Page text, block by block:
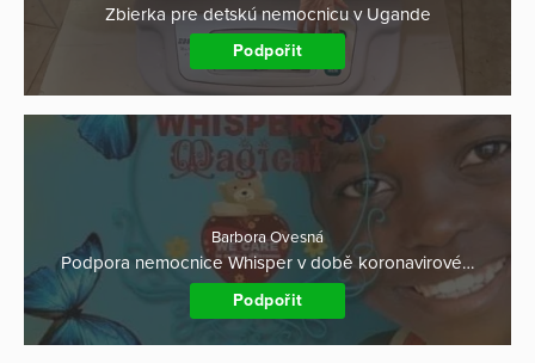
Zbierka pre detskú nemocnicu v Ugande
Podpořit
Barbora Ovesná
Podpora nemocnice Whisper v době koronavirové…
Podpořit